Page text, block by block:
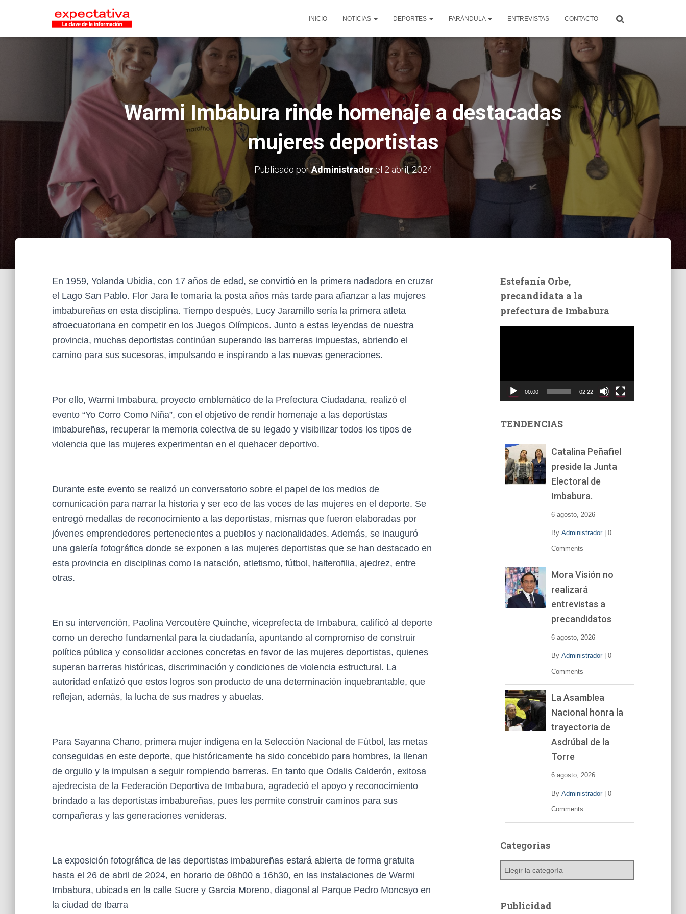
INICIO NOTICIAS DEPORTES FARÁNDULA ENTREVISTAS CONTACTO
Warmi Imbabura rinde homenaje a destacadas
mujeres deportistas
Publicado porAdministradorel 2 abril, 2024
En 1959, Yolanda Ubidia, con 17 años de edad, se convirtió en la primera nadadora en cruzar
el Lago San Pablo. Flor Jara le tomaría la posta años más tarde para afianzar a las mujeres
imbabureñas en esta disciplina. Tiempo después, Lucy Jaramillo sería la primera atleta
afroecuatoriana en competir en los Juegos Olímpicos. Junto a estas leyendas de nuestra
provincia, muchas deportistas continúan superando las barreras impuestas, abriendo el
camino para sus sucesoras, impulsando e inspirando a las nuevas generaciones.
Por ello, Warmi Imbabura, proyecto emblemático de la Prefectura Ciudadana, realizó el
evento “Yo Corro Como Niña”, con el objetivo de rendir homenaje a las deportistas
imbabureñas, recuperar la memoria colectiva de su legado y visibilizar todos los tipos de
violencia que las mujeres experimentan en el quehacer deportivo.
Durante este evento se realizó un conversatorio sobre el papel de los medios de
comunicación para narrar la historia y ser eco de las voces de las mujeres en el deporte. Se
entregó medallas de reconocimiento a las deportistas, mismas que fueron elaboradas por
jóvenes emprendedores pertenecientes a pueblos y nacionalidades. Además, se inauguró
una galería fotográfica donde se exponen a las mujeres deportistas que se han destacado en
esta provincia en disciplinas como la natación, atletismo, fútbol, halterofilia, ajedrez, entre
otras.
En su intervención, Paolina Vercoutère Quinche, viceprefecta de Imbabura, calificó al deporte
como un derecho fundamental para la ciudadanía, apuntando al compromiso de construir
política pública y consolidar acciones concretas en favor de las mujeres deportistas, quienes
superan barreras históricas, discriminación y condiciones de violencia estructural. La
autoridad enfatizó que estos logros son producto de una determinación inquebrantable, que
reflejan, además, la lucha de sus madres y abuelas.
Para Sayanna Chano, primera mujer indígena en la Selección Nacional de Fútbol, las metas
conseguidas en este deporte, que históricamente ha sido concebido para hombres, la llenan
de orgullo y la impulsan a seguir rompiendo barreras. En tanto que Odalis Calderón, exitosa
ajedrecista de la Federación Deportiva de Imbabura, agradeció el apoyo y reconocimiento
brindado a las deportistas imbabureñas, pues les permite construir caminos para sus
compañeras y las generaciones venideras.
La exposición fotográfica de las deportistas imbabureñas estará abierta de forma gratuita
hasta el 26 de abril de 2024, en horario de 08h00 a 16h30, en las instalaciones de Warmi
Imbabura, ubicada en la calle Sucre y García Moreno, diagonal al Parque Pedro Moncayo en
la ciudad de Ibarra
Estefanía Orbe,
precandidata a la
prefectura de Imbabura
t
00:00 02:22
TENDENCIAS
Catalina Peñafiel
preside la Junta
Electoral de
Imbabura.
6 agosto, 2026
By Administrador| 0
Comments
Mora Visión no
realizará
entrevistas a
precandidatos
6 agosto, 2026
By Administrador| 0
Comments
La Asamblea
Nacional honra la
trayectoria de
Asdrúbal de la
Torre
6 agosto, 2026
By Administrador| 0
Comments
Categorías
g
Publicidad